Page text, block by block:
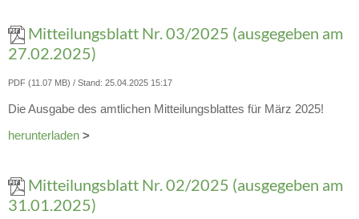
Mitteilungsblatt Nr. 03/2025 (ausgegeben am
27.02.2025)
PDF (11.07 MB) Stand: 25.04.2025 15:17
Die Ausgabe des amtlichen Mitteilungsblattes für März 2025!
herunterladen >
Mitteilungsblatt Nr. 02/2025 (ausgegeben am
31.01.2025)